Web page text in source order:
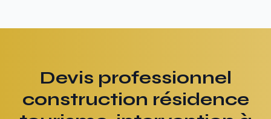
Devis professionnel
construction résidence